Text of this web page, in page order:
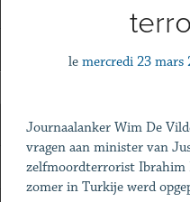
le mercredi 23 mars
Journaalanker Wim De
vragen aan minister van
zelfmoordterrorist Ibrahim
zomer in Turkije werd